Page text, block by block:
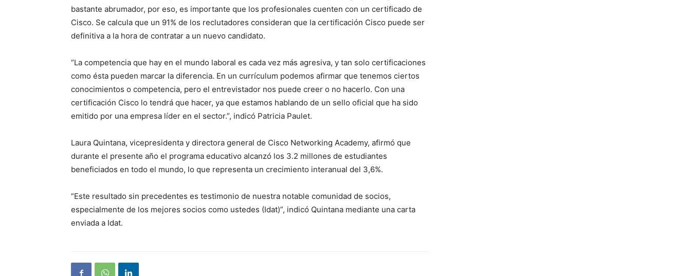
bastante abrumador, por eso, es importante que los profesionales cuenten con un certificado de
Cisco. Se calcula que un 91% de los reclutadores consideran que la certificación Cisco puede ser
definitiva a la hora de contratar a un nuevo candidato.
“La competencia que hay en el mundo laboral es cada vez más agresiva, y tan solo certificaciones
como ésta pueden marcar la diferencia. En un currículum podemos afirmar que tenemos ciertos
conocimientos o competencia, pero el entrevistador nos puede creer o no hacerlo. Con una
certificación Cisco lo tendrá que hacer, ya que estamos hablando de un sello oficial que ha sido
emitido por una empresa líder en el sector.”, indicó Patricia Paulet.
Laura Quintana, vicepresidenta y directora general de Cisco Networking Academy, afirmó que
durante el presente año el programa educativo alcanzó los 3.2 millones de estudiantes
beneficiados en todo el mundo, lo que representa un crecimiento interanual del 3,6%.
“Este resultado sin precedentes es testimonio de nuestra notable comunidad de socios,
especialmente de los mejores socios como ustedes (Idat)”, indicó Quintana mediante una carta
enviada a Idat.